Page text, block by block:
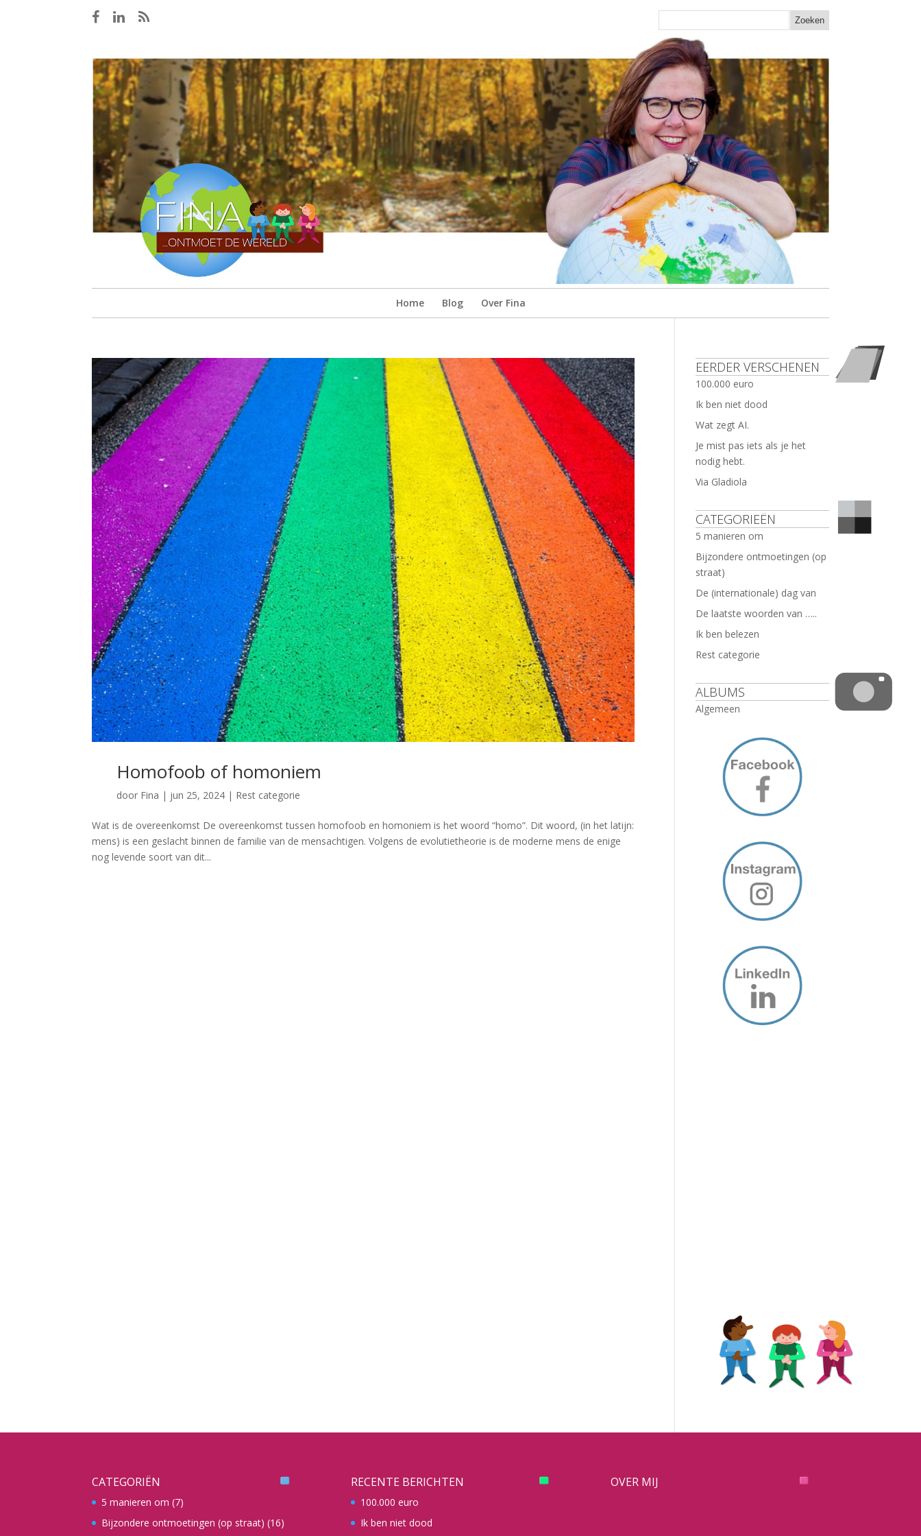
Home Blog Over Fina
Homofoob of homoniem
door Fina | jun 25, 2024 | Rest categorie
Wat is de overeenkomst De overeenkomst tussen homofoob en homoniem is het woord “homo”. Dit woord, (in het latijn:
mens) is een geslacht binnen de familie van de mensachtigen. Volgens de evolutietheorie is de moderne mens de enige
nog levende soort van dit...
EERDER VERSCHENEN
100.000 euro
Ik ben niet dood
Wat zegt AI.
Je mist pas iets als je het
nodig hebt.
Via Gladiola
CATEGORIEËN
5 manieren om
Bijzondere ontmoetingen (op
straat)
De (internationale) dag van
De laatste woorden van …..
Ik ben belezen
Rest categorie
ALBUMS
Algemeen
CATEGORIËN
5 manieren om (7)
Bijzondere ontmoetingen (op straat) (16)
RECENTE BERICHTEN
100.000 euro
Ik ben niet dood
OVER MIJ